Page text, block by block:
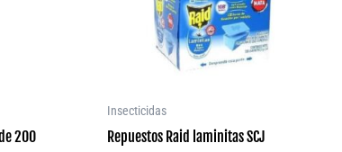
200
Insecticidas
Repuestos Raid laminitas SCJ
$44.20
hasta